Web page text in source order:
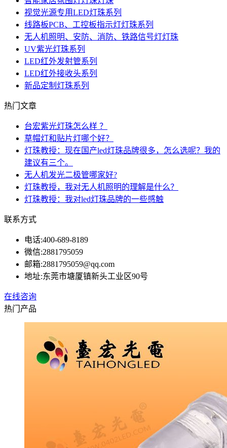
视觉光源专用LED灯珠系列
线路板PCB、工控板指示灯灯珠系列
无人机照明、安防、消防、铁路信号灯灯珠
UV紫光灯珠系列
LED红外发射管系列
LED红外接收头系列
新品定制灯珠系列
热门文章
台宏紫光灯珠怎么样 ？
草帽灯和贴片灯哪个好？
灯珠教授：现在国产led灯珠品牌很多，怎么选呢？我的
建议有三个。
无人机发光二极管哪家好?
灯珠教授，我对无人机照明的理解是什么？
灯珠教授：我对led灯珠品牌的一些感触
联系方式
电话:400-689-8189
微信:2881795059
邮箱:2881795059@qq.com
地址:东莞市塘厦镇新头工业区90号
在线咨询
热门产品